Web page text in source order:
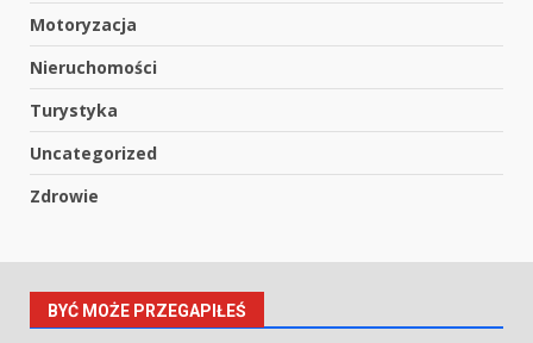
Motoryzacja
Nieruchomości
Turystyka
Uncategorized
Zdrowie
BYĆ MOŻE PRZEGAPIŁEŚ